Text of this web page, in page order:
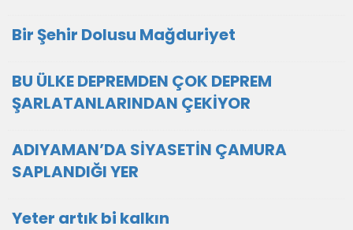
Bir Şehir Dolusu Mağduriyet
BU ÜLKE DEPREMDEN ÇOK DEPREM
ŞARLATANLARINDAN ÇEKİYOR
ADIYAMAN’DA SİYASETİN ÇAMURA
SAPLANDIĞI YER
Yeter artık bi kalkın